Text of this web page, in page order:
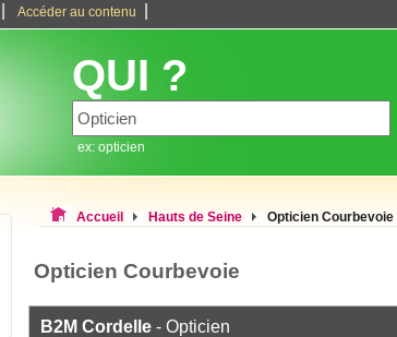
Accéder au contenu
QUI ?
ex: opticien
Accueil Hauts de Seine Opticien Courbevoie
Opticien Courbevoie
B2M Cordelle - Opticien